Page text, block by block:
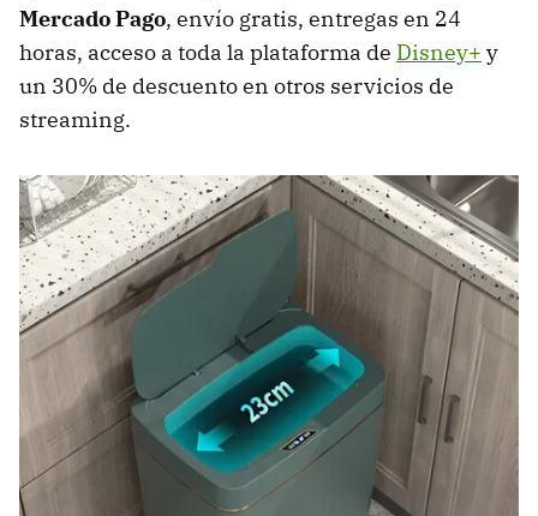
Mercado Pago, envío gratis, entregas en 24
horas, acceso a toda la plataforma de Disney+ y
un 30% de descuento en otros servicios de
streaming.